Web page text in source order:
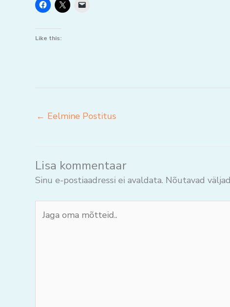
Like this:
← Eelmine Postitus
Lisa kommentaar
Sinu e-postiaadressi ei avaldata. Nõutavad
oma